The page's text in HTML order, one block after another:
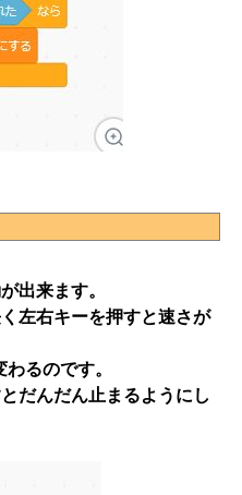
出来ます。
左右キーを押すと速さが
わるのです。
だんだん止まるようにし